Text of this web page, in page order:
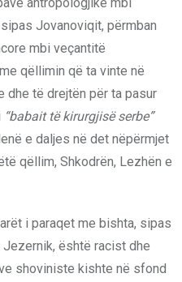
Jovanoviqit, përmban
mbi veçantitë
qëllimin që ta vinte në
dhe të drejtën për ta pasur
“babait të kirurgjisë serbe”
e daljes në det nëpërmjet
qëllim, Shkodrën, Lezhën e
i paraqet me bishta, sipas
është racist dhe
shoviniste kishte në sfond